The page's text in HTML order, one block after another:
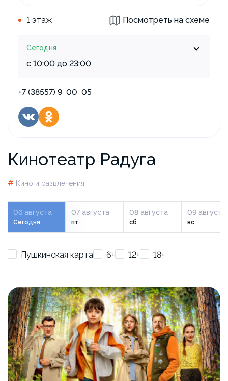
Кинотеатр Радуга
# Кино и развлечения
06 августа
Сегодня
07 августа
пт
08 августа
сб
09 августа
вс
1 этаж Посмотреть на схеме
Сегодня
с 10:00 до 23:00
+7 (38557) 9‒00‒05
Пушкинская карта 6+ 12+ 18+